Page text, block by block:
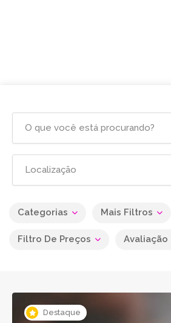
Categorias Mais Filtros
Filtro De Preços Avaliação
Destaque